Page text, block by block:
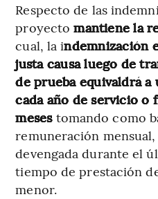
Respecto de las
proyectomantiene la
cual, la indemnización
justa causa luego de
de prueba equivaldrá
cada año de servicio
mesestomando como
remuneración
devengada durante el
tiempo de prestación
menor.